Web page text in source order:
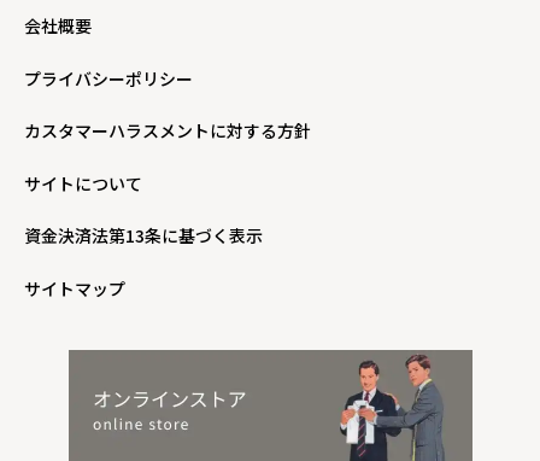
会社概要
プライバシーポリシー
カスタマーハラスメントに対する方針
サイトについて
資金決済法第13条に基づく表示
サイトマップ